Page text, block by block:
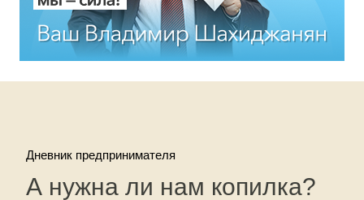
Дневник предпринимателя
А нужна ли нам копилка?